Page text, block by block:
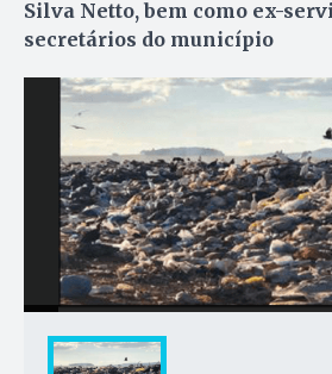
Silva Netto, bem como ex-
secretários do município